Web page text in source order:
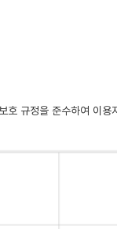
규정을 준수하여 이